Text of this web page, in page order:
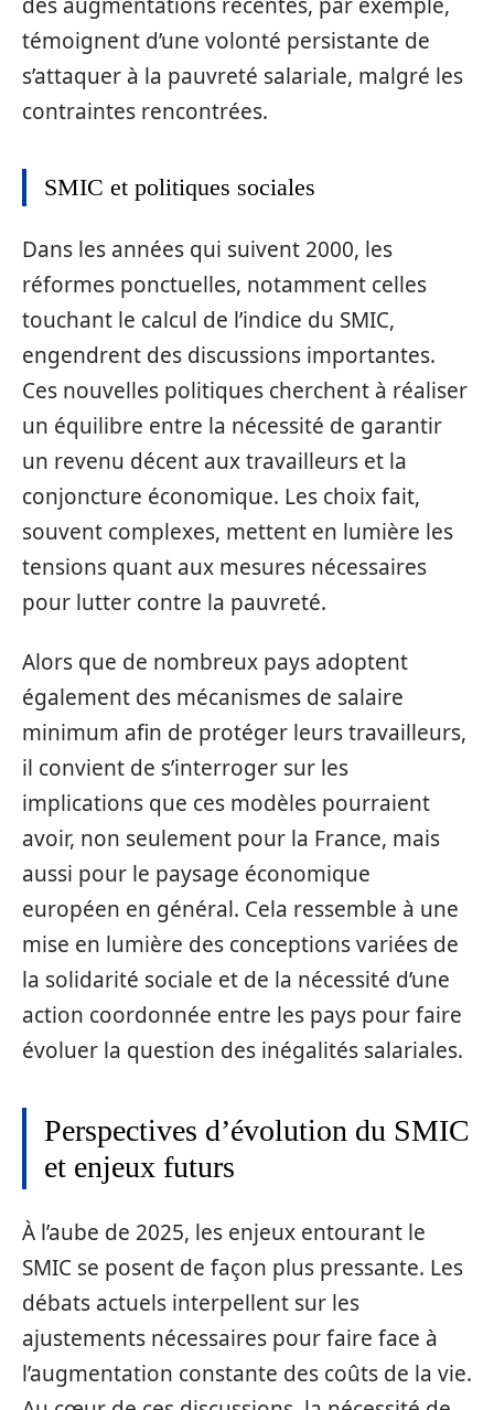
témoignent d’une volonté persistante de
s’attaquer à la pauvreté salariale, malgré les
contraintes rencontrées.
SMIC et politiques sociales
Dans les années qui suivent 2000, les
réformes ponctuelles, notamment celles
touchant le calcul de l’indice du SMIC,
engendrent des discussions importantes.
Ces nouvelles politiques cherchent à réaliser
un équilibre entre la nécessité de garantir
un revenu décent aux travailleurs et la
conjoncture économique. Les choix fait,
souvent complexes, mettent en lumière les
tensions quant aux mesures nécessaires
pour lutter contre la pauvreté.
Alors que de nombreux pays adoptent
également des mécanismes de salaire
minimum afin de protéger leurs travailleurs,
il convient de s’interroger sur les
implications que ces modèles pourraient
avoir, non seulement pour la France, mais
aussi pour le paysage économique
européen en général. Cela ressemble à une
mise en lumière des conceptions variées de
la solidarité sociale et de la nécessité d’une
action coordonnée entre les pays pour faire
évoluer la question des inégalités salariales.
Perspectives d’évolution du SMIC
et enjeux futurs
À l’aube de 2025, les enjeux entourant le
SMIC se posent de façon plus pressante. Les
débats actuels interpellent sur les
ajustements nécessaires pour faire face à
l’augmentation constante des coûts de la vie.